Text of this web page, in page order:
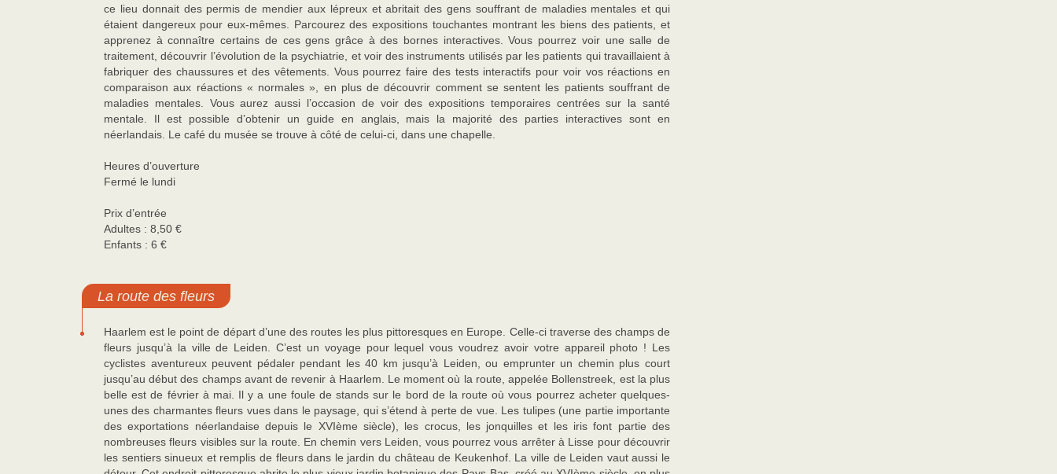
ce lieu donnait des permis de mendier aux lépreux et abritait des gens souffrant de maladies mentales et qui
étaient dangereux pour eux-mêmes. Parcourez des expositions touchantes montrant les biens des patients, et
apprenez à connaître certains de ces gens grâce à des bornes interactives. Vous pourrez voir une salle de
traitement, découvrir l’évolution de la psychiatrie, et voir des instruments utilisés par les patients qui travaillaient à
fabriquer des chaussures et des vêtements. Vous pourrez faire des tests interactifs pour voir vos réactions en
comparaison aux réactions « normales », en plus de découvrir comment se sentent les patients souffrant de
maladies mentales. Vous aurez aussi l’occasion de voir des expositions temporaires centrées sur la santé
mentale. Il est possible d’obtenir un guide en anglais, mais la majorité des parties interactives sont en
néerlandais. Le café du musée se trouve à côté de celui-ci, dans une chapelle.
Heures d’ouverture
Fermé le lundi
Prix d’entrée
Adultes : 8,50 €
Enfants : 6 €
La route des fleurs
Haarlem est le point de départ d’une des routes les plus pittoresques en Europe. Celle-ci traverse des champs de
fleurs jusqu’à la ville de Leiden. C’est un voyage pour lequel vous voudrez avoir votre appareil photo ! Les
cyclistes aventureux peuvent pédaler pendant les 40 km jusqu’à Leiden, ou emprunter un chemin plus court
jusqu’au début des champs avant de revenir à Haarlem. Le moment où la route, appelée Bollenstreek, est la plus
belle est de février à mai. Il y a une foule de stands sur le bord de la route où vous pourrez acheter quelques-
unes des charmantes fleurs vues dans le paysage, qui s’étend à perte de vue. Les tulipes (une partie importante
des exportations néerlandaise depuis le XVIème siècle), les crocus, les jonquilles et les iris font partie des
nombreuses fleurs visibles sur la route. En chemin vers Leiden, vous pourrez vous arrêter à Lisse pour découvrir
les sentiers sinueux et remplis de fleurs dans le jardin du château de Keukenhof. La ville de Leiden vaut aussi le